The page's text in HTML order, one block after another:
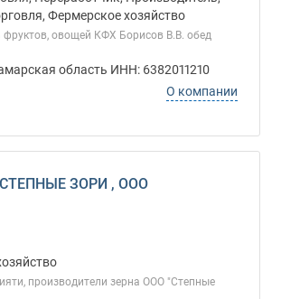
Фермерское хозяйство
фруктов, овощей КФХ Борисов В.В. обед
область ИНН: 6382011210
О компании
СТЕПНЫЕ ЗОРИ , ООО
производители зерна ООО "Степные